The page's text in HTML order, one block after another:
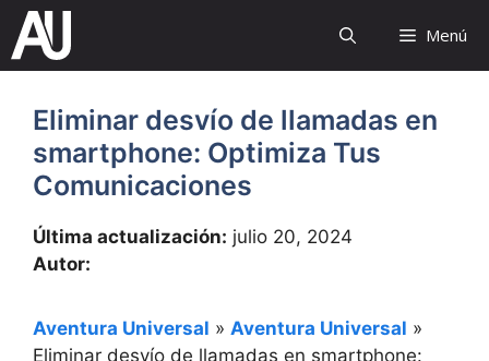
Saltar
contenido
Menú
Eliminar desvío de llamadas en
smartphone: Optimiza Tus
Comunicaciones
Última actualización: julio 20, 2024
Autor:
Aventura Universal » Aventura Universal »
Eliminar desvío de llamadas en smartphone: